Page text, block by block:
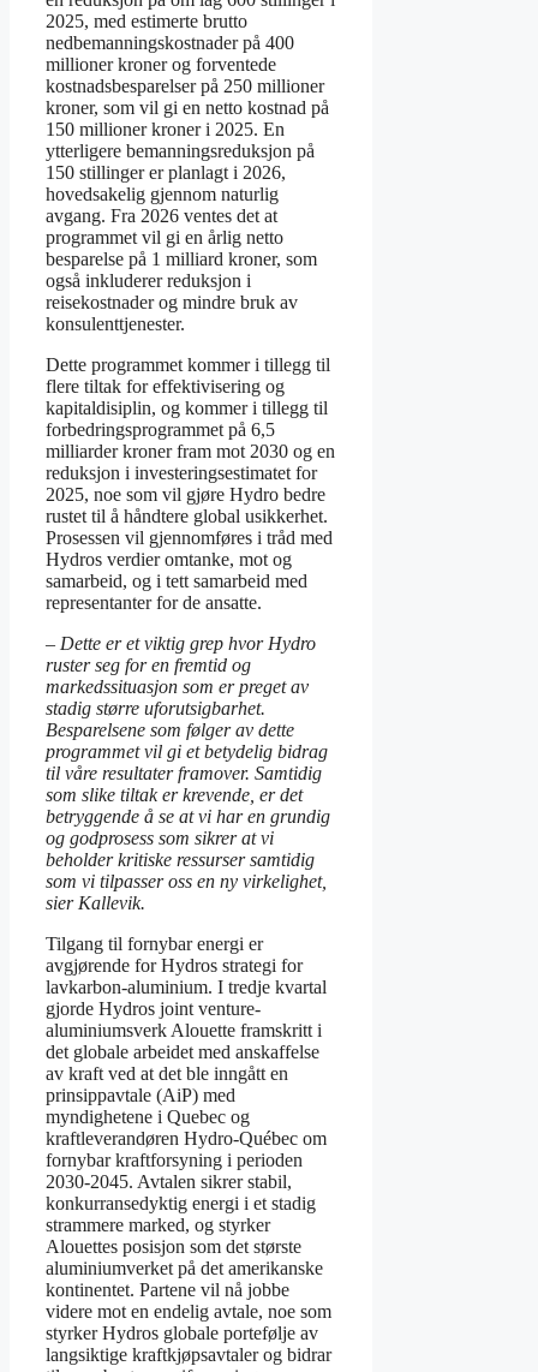
2025, med estimerte brutto
nedbemanningskostnader på 400
millioner kroner og forventede
kostnadsbesparelser på 250 millioner
kroner, som vil gi en netto kostnad på
150 millioner kroner i 2025. En
ytterligere bemanningsreduksjon på
150 stillinger er planlagt i 2026,
hovedsakelig gjennom naturlig
avgang. Fra 2026 ventes det at
programmet vil gi en årlig netto
besparelse på 1 milliard kroner, som
også inkluderer reduksjon i
reisekostnader og mindre bruk av
konsulenttjenester.
Dette programmet kommer i tillegg til
flere tiltak for effektivisering og
kapitaldisiplin, og kommer i tillegg til
forbedringsprogrammet på 6,5
milliarder kroner fram mot 2030 og en
reduksjon i investeringsestimatet for
2025, noe som vil gjøre Hydro bedre
rustet til å håndtere global usikkerhet.
Prosessen vil gjennomføres i tråd med
Hydros verdier omtanke, mot og
samarbeid, og i tett samarbeid med
representanter for de ansatte.
– Dette er et viktig grep hvor Hydro
ruster seg for en fremtid og
markedssituasjon som er preget av
stadig større uforutsigbarhet.
Besparelsene som følger av dette
programmet vil gi et betydelig bidrag
til våre resultater framover. Samtidig
som slike tiltak er krevende, er det
betryggende å se at vi har en grundig
og godprosess som sikrer at vi
beholder kritiske ressurser samtidig
som vi tilpasser oss en ny virkelighet,
sier Kallevik.
Tilgang til fornybar energi er
avgjørende for Hydros strategi for
lavkarbon-aluminium. I tredje kvartal
gjorde Hydros joint venture-
aluminiumsverk Alouette framskritt i
det globale arbeidet med anskaffelse
av kraft ved at det ble inngått en
prinsippavtale (AiP) med
myndighetene i Quebec og
kraftleverandøren Hydro-Québec om
fornybar kraftforsyning i perioden
2030-2045. Avtalen sikrer stabil,
konkurransedyktig energi i et stadig
strammere marked, og styrker
Alouettes posisjon som det største
aluminiumverket på det amerikanske
kontinentet. Partene vil nå jobbe
videre mot en endelig avtale, noe som
styrker Hydros globale portefølje av
langsiktige kraftkjøpsavtaler og bidrar